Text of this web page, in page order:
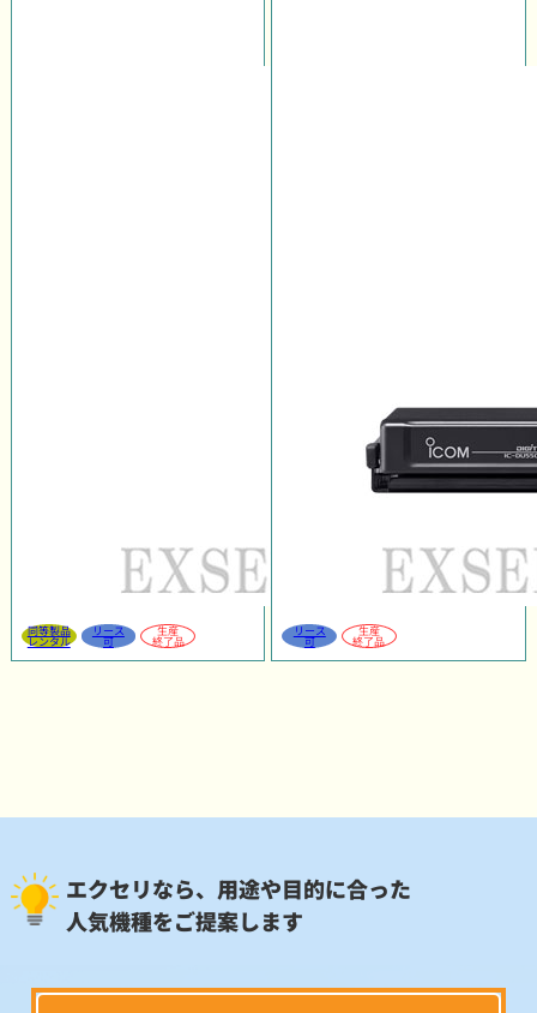
同等製品
レンタル
リース
可
生産
終了品
リース
可
生産
終了品
エクセリなら、用途や目的に合った
人気機種をご提案します